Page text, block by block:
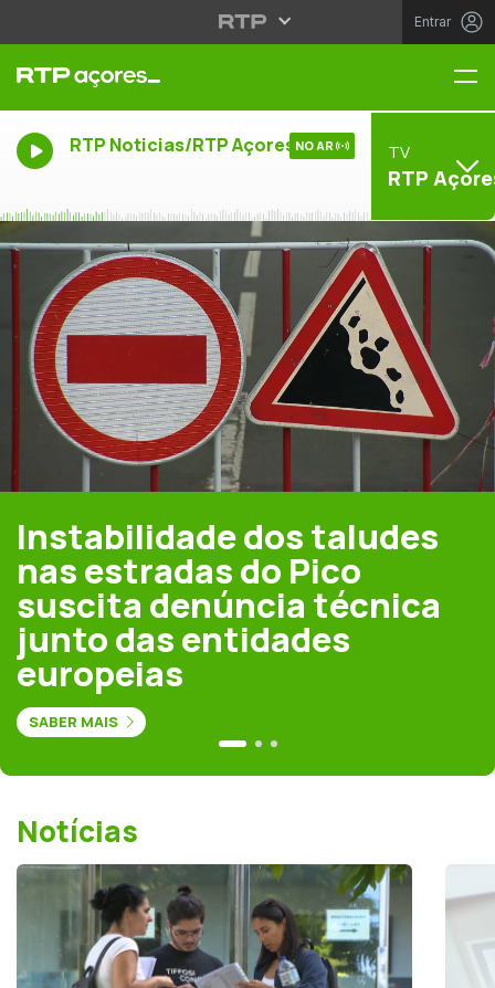
Entrar
RTP Noticias/RTP Açores NO AR TV
RTP
Instabilidade dos taludes
nas estradas do Pico
suscita denúncia técnica
junto das entidades
europeias
SABER MAIS
Notícias